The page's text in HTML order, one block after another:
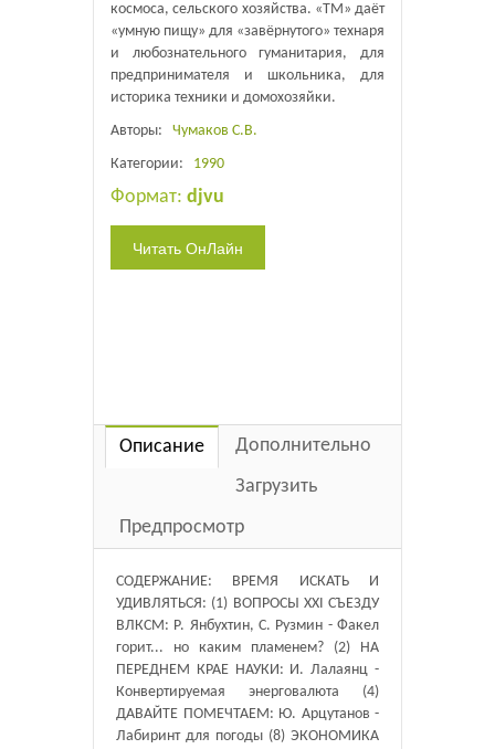
космоса, сельского хозяйства. «ТМ» даёт
«умную пищу» для «завёрнутого» технаря
и любознательного гуманитария, для
предпринимателя и школьника, для
историка техники и домохозяйки.
Авторы: Чумаков С.В.
Категории: 1990
Формат: djvu
Описание
Дополнительно
Загрузить
Предпросмотр
СОДЕРЖАНИЕ: ВРЕМЯ ИСКАТЬ И
УДИВЛЯТЬСЯ: (1) ВОПРОСЫ XXI СЪЕЗДУ
ВЛКСМ: Р. Янбухтин, С. Рузмин - Факел
горит... но каким пламенем? (2) НА
ПЕРЕДНЕМ КРАЕ НАУКИ: И. Лалаянц -
Конвертируемая энерговалюта (4)
ДАВАЙТЕ ПОМЕЧТАЕМ: Ю. Арцутанов -
Лабиринт для погоды (8) ЭКОНОМИКА